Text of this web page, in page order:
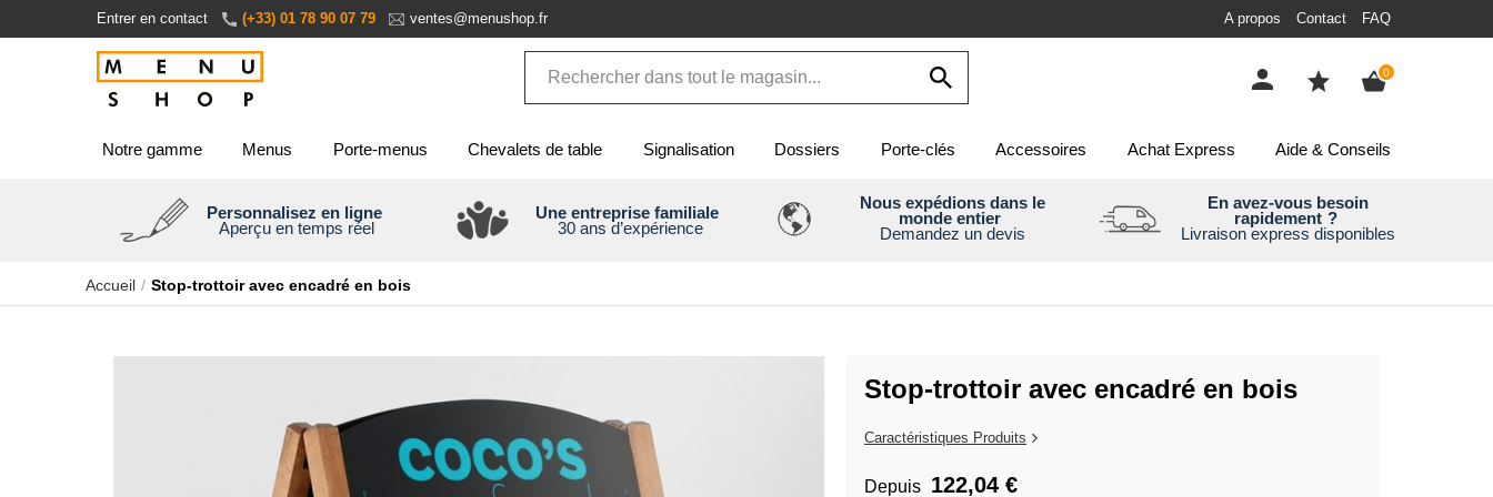
contenu
Entrer en contact (+33) 01 78 90 07 79 ventes@menushop.fr A propos Contact FAQ
0items
Notre gamme Menus Porte-menus Chevalets de table Signalisation Dossiers Porte-clés Accessoires Achat Express Aide & Conseils
Personnalisez en ligne
Aperçu en temps réel
Une entreprise familiale
30 ans d’expérience
Nous expédions dans le
monde entier
Demandez un devis
En avez-vous besoin
rapidement ?
Livraison express disponibles
Accueil Stop-trottoir avec encadré en bois
Stop-trottoir avec encadré en bois
Caractéristiques Produits
Depuis 122,04 €